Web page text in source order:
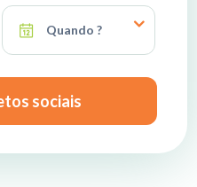
Quando ?
sociais